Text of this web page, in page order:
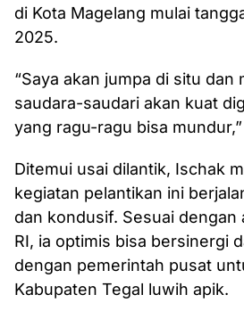
di Kota Magelang mulai
2025.
“Saya akan jumpa di situ dan
saudara-saudari akan kuat
yang ragu-ragu bisa
Ditemui usai dilantik, Ischak
kegiatan pelantikan ini
dan kondusif. Sesuai dengan
RI, ia optimis bisa bersinergi
dengan pemerintah pusat
Kabupaten Tegal luwih apik.